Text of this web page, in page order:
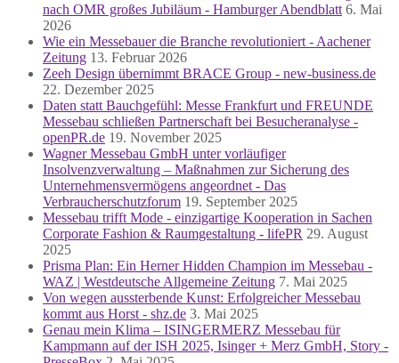
nach OMR großes Jubiläum - Hamburger Abendblatt 6. Mai
2026
Wie ein Messebauer die Branche revolutioniert - Aachener
Zeitung 13. Februar 2026
Zeeh Design übernimmt BRACE Group - new-business.de
22. Dezember 2025
Daten statt Bauchgefühl: Messe Frankfurt und FREUNDE
Messebau schließen Partnerschaft bei Besucheranalyse -
openPR.de 19. November 2025
Wagner Messebau GmbH unter vorläufiger
Insolvenzverwaltung – Maßnahmen zur Sicherung des
Unternehmensvermögens angeordnet - Das
Verbraucherschutzforum 19. September 2025
Messebau trifft Mode - einzigartige Kooperation in Sachen
Corporate Fashion & Raumgestaltung - lifePR 29. August
2025
Prisma Plan: Ein Herner Hidden Champion im Messebau -
WAZ | Westdeutsche Allgemeine Zeitung 7. Mai 2025
Von wegen aussterbende Kunst: Erfolgreicher Messebau
kommt aus Horst - shz.de 3. Mai 2025
Genau mein Klima – ISINGERMERZ Messebau für
Kampmann auf der ISH 2025, Isinger + Merz GmbH, Story -